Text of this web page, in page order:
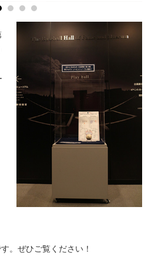
。ぜひご覧ください！